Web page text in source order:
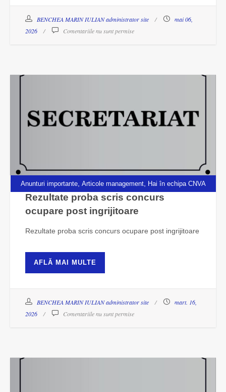
BENCHEA MARIN IULIAN administrator site
mai 06,
2026
Comentariile nu sunt permise
Anunturi importante Articole management Hai în echipa CNVA
Rezultate proba scris concurs
ocupare post ingrijitoare
Rezultate proba scris concurs ocupare post ingrijitoare
AFLĂ MAI MULTE
BENCHEA MARIN IULIAN administrator site
mart. 16,
2026
Comentariile nu sunt permise